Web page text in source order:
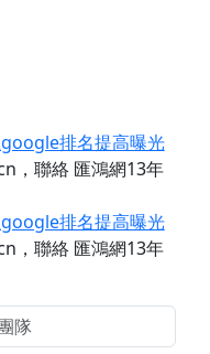
排名提高曝光
，聯絡 匯鴻網13年
排名提高曝光
，聯絡 匯鴻網13年